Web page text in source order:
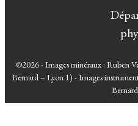
©2026 - Images minéraux : Ruben
Bernard – Lyon 1) - Images